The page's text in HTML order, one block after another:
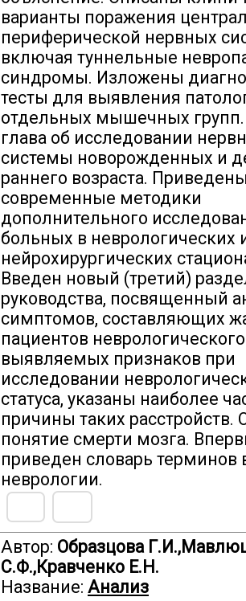
варианты поражения
периферической нервных
включая туннельные
синдромы. Изложены
тесты для выявления
отдельных мышечных
глава об исследовании
системы новорожденных и
раннего возраста.
современные методики
дополнительного
больных в неврологических
нейрохирургических
Введен новый (третий)
руководства, посвященный
симптомов, составляющих
пациентов
выявляемых признаков при
исследовании
статуса, указаны наиболее
причины таких расстройств.
понятие смерти мозга.
приведен словарь терминов
неврологии.
Автор: Образцова
С.Ф.,Кравченко Е.Н.
Название: Анализ